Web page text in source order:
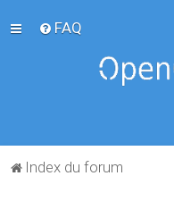
FAQ
Index du forum